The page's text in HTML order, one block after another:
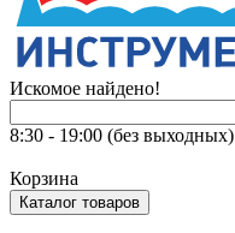
Искомое найдено!
8:30 - 19:00 (без выходных)
Корзина
Каталог товаров